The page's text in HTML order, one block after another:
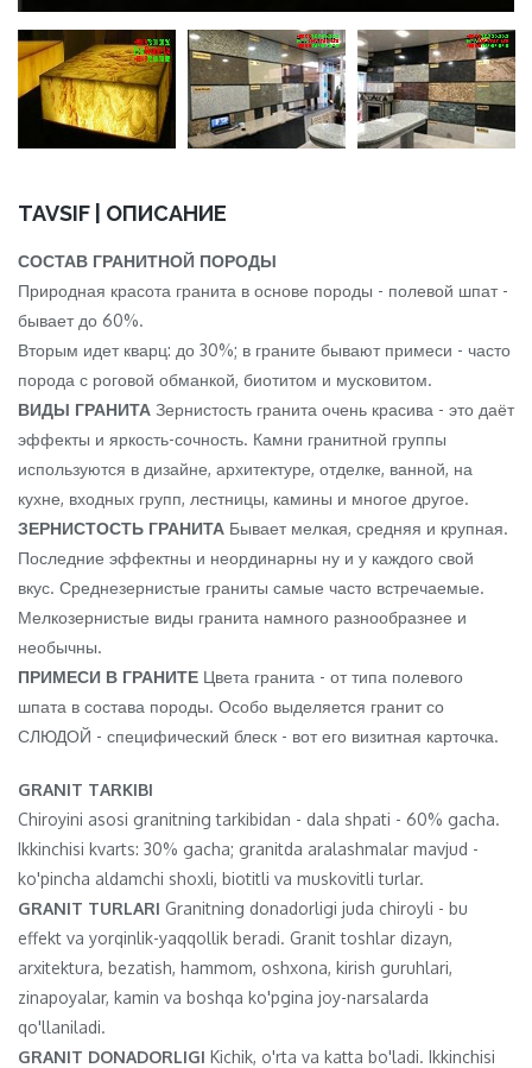
TAVSIF | ОПИСАНИЕ
СОСТАВ ГРАНИТНОЙ ПОРОДЫ
Природная красота гранита в основе породы - полевой шпат -
бывает до 60%.
Вторым идет кварц: до 30%; в граните бывают примеси - часто
порода с роговой обманкой, биотитом и мусковитом.
ВИДЫ ГРАНИТА Зернистость гранита очень красива - это даёт
эффекты и яркость-сочность. Камни гранитной группы
используются в дизайне, архитектуре, отделке, ванной, на
кухне, входных групп, лестницы, камины и многое другое.
ЗЕРНИСТОСТЬ ГРАНИТА Бывает мелкая, средняя и крупная.
Последние эффектны и неординарны ну и у каждого свой
вкус. Среднезернистые граниты самые часто встречаемые.
Мелкозернистые виды гранита намного разнообразнее и
необычны.
ПРИМЕСИ В ГРАНИТЕ Цвета гранита - от типа полевого
шпата в состава породы. Особо выделяется гранит со
СЛЮДОЙ - специфический блеск - вот его визитная карточка.
GRANIT TARKIBI
Chiroyini asosi granitning tarkibidan - dala shpati - 60% gacha.
Ikkinchisi kvarts: 30% gacha; granitda aralashmalar mavjud -
ko'pincha aldamchi shoxli, biotitli va muskovitli turlar.
GRANIT TURLARI Granitning donadorligi juda chiroyli - bu
effekt va yorqinlik-yaqqollik beradi. Granit toshlar dizayn,
arxitektura, bezatish, hammom, oshxona, kirish guruhlari,
zinapoyalar, kamin va boshqa ko'pgina joy-narsalarda
qo'llaniladi.
GRANIT DONADORLIGI Kichik, o'rta va katta bo'ladi. Ikkinchisi